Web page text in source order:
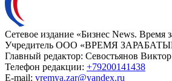
Сетевое издание «Бизнес News. Время
Учредитель ООО «ВРЕМЯ
Главный редактор: Севостьянов
Телефон редакции: +79200141438
E-mail: vremya.zar@yandex.ru